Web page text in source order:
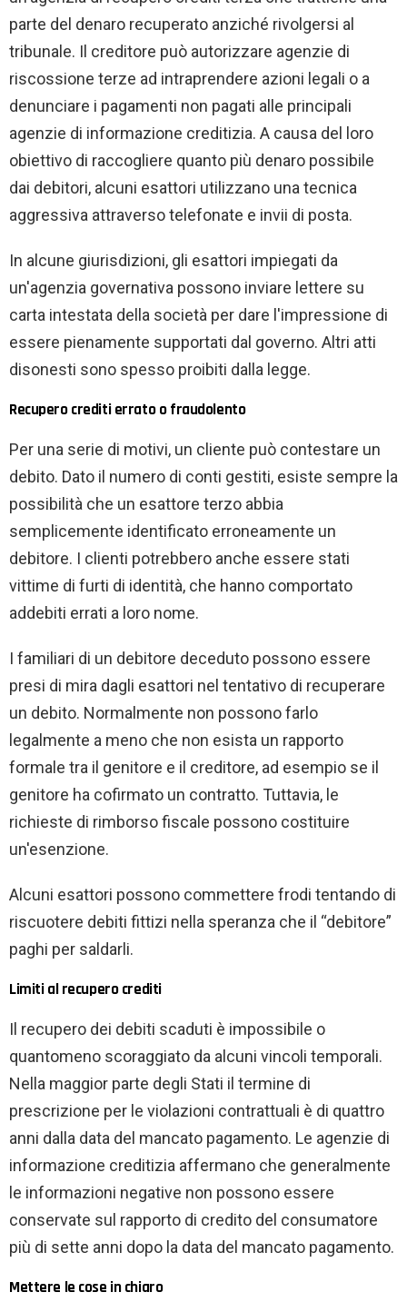
parte del denaro recuperato anziché rivolgersi al
tribunale. Il creditore può autorizzare agenzie di
riscossione terze ad intraprendere azioni legali o a
denunciare i pagamenti non pagati alle principali
agenzie di informazione creditizia. A causa del loro
obiettivo di raccogliere quanto più denaro possibile
dai debitori, alcuni esattori utilizzano una tecnica
aggressiva attraverso telefonate e invii di posta.
In alcune giurisdizioni, gli esattori impiegati da
un'agenzia governativa possono inviare lettere su
carta intestata della società per dare l'impressione di
essere pienamente supportati dal governo. Altri atti
disonesti sono spesso proibiti dalla legge.
Recupero crediti errato o fraudolento
Per una serie di motivi, un cliente può contestare un
debito. Dato il numero di conti gestiti, esiste sempre la
possibilità che un esattore terzo abbia
semplicemente identificato erroneamente un
debitore. I clienti potrebbero anche essere stati
vittime di furti di identità, che hanno comportato
addebiti errati a loro nome.
I familiari di un debitore deceduto possono essere
presi di mira dagli esattori nel tentativo di recuperare
un debito. Normalmente non possono farlo
legalmente a meno che non esista un rapporto
formale tra il genitore e il creditore, ad esempio se il
genitore ha cofirmato un contratto. Tuttavia, le
richieste di rimborso fiscale possono costituire
un'esenzione.
Alcuni esattori possono commettere frodi tentando di
riscuotere debiti fittizi nella speranza che il “debitore”
paghi per saldarli.
Limiti al recupero crediti
Il recupero dei debiti scaduti è impossibile o
quantomeno scoraggiato da alcuni vincoli temporali.
Nella maggior parte degli Stati il ​​termine di
prescrizione per le violazioni contrattuali è di quattro
anni dalla data del mancato pagamento. Le agenzie di
informazione creditizia affermano che generalmente
le informazioni negative non possono essere
conservate sul rapporto di credito del consumatore
più di sette anni dopo la data del mancato pagamento.
Mettere le cose in chiaro